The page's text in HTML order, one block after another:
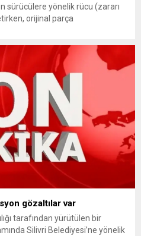
sürücülere yönelik rücu (zararı
orijinal parça
bağlı ilgili kurumlarca...
gözaltılar var
tarafından yürütülen bir
Silivri Belediyesi’ne yönelik